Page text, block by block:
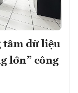
dữ liệu
lớn” công